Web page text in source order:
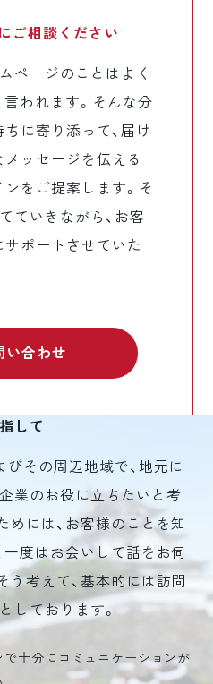
ご相談ください
ページのことはよく
言われます。そんな分
に寄り添って、届け
ッセージを伝える
をご提案します。そ
ていきながら、お客
ポートさせていた
い合わせ
して
びその周辺地域で、地元に
業のお役に立ちたいと考
めには、お客様のことを知
一度はお会いして話をお伺
う考えて、基本的には訪問
しております。
十分にコミュニケーションが